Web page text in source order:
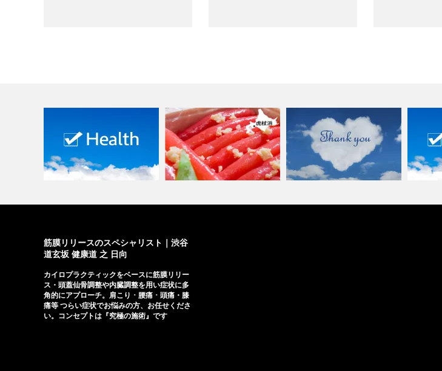
Vol.2 |…
虎杖浜の山わさびたらこ
筋膜リリースのスペシャリスト｜渋谷
道玄坂 健康道 之 日向
カイロプラクティックをベースに筋膜リリー
ス・頭蓋仙骨調整や内臓調整を用い症状に多
角的にアプローチ。肩こり ･ 腰痛 ･ 頭痛・膝
痛等 つらい症状でお悩みの方、お任せくださ
い。コンセプトは『究極の施術』です